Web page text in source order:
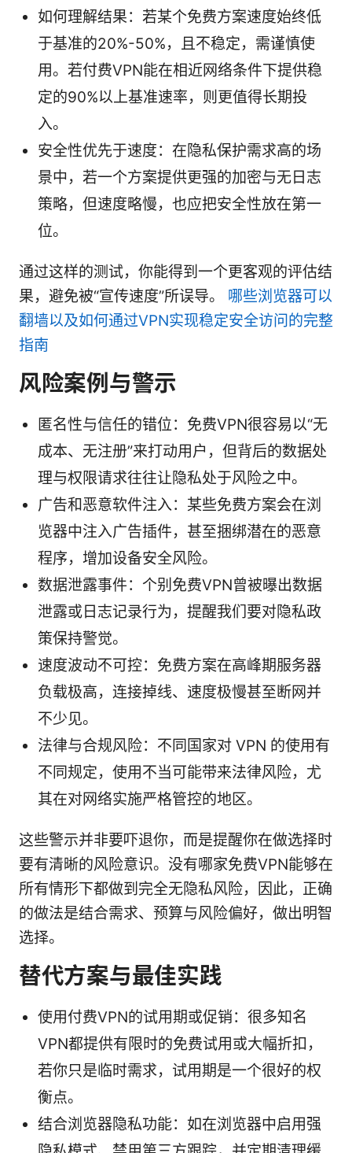
如何理解结果：若某个免费方案速度始终低
于基准的20%-50%，且不稳定，需谨慎使
用。若付费VPN能在相近网络条件下提供稳
定的90%以上基准速率，则更值得长期投
入。
安全性优先于速度：在隐私保护需求高的场
景中，若一个方案提供更强的加密与无日志
策略，但速度略慢，也应把安全性放在第一
位。
通过这样的测试，你能得到一个更客观的评估结
果，避免被“宣传速度”所误导。 哪些浏览器可以
翻墙以及如何通过VPN实现稳定安全访问的完整
指南
风险案例与警示
匿名性与信任的错位：免费VPN很容易以“无
成本、无注册”来打动用户，但背后的数据处
理与权限请求往往让隐私处于风险之中。
广告和恶意软件注入：某些免费方案会在浏
览器中注入广告插件，甚至捆绑潜在的恶意
程序，增加设备安全风险。
数据泄露事件：个别免费VPN曾被曝出数据
泄露或日志记录行为，提醒我们要对隐私政
策保持警觉。
速度波动不可控：免费方案在高峰期服务器
负载极高，连接掉线、速度极慢甚至断网并
不少见。
法律与合规风险：不同国家对 VPN 的使用有
不同规定，使用不当可能带来法律风险，尤
其在对网络实施严格管控的地区。
这些警示并非要吓退你，而是提醒你在做选择时
要有清晰的风险意识。没有哪家免费VPN能够在
所有情形下都做到完全无隐私风险，因此，正确
的做法是结合需求、预算与风险偏好，做出明智
选择。
替代方案与最佳实践
使用付费VPN的试用期或促销：很多知名
VPN都提供有限时的免费试用或大幅折扣，
若你只是临时需求，试用期是一个很好的权
衡点。
结合浏览器隐私功能：如在浏览器中启用强